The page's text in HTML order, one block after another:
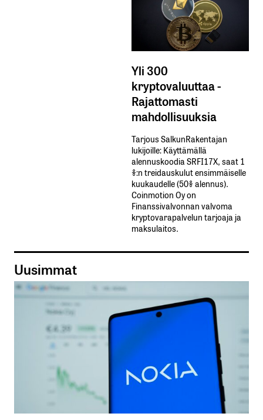
Yli 300
kryptovaluuttaa -
Rajattomasti
mahdollisuuksia
Tarjous SalkunRakentajan
lukijoille: Käyttämällä​ ​
alennuskoodia​ ​SRFI17X,​ ​saat​ ​1
%:n treidauskulut​ ​ensimmäiselle​ ​
kuukaudelle​ ​(50%​ ​alennus).
Coinmotion Oy on
Finanssivalvonnan valvoma
kryptovarapalvelun tarjoaja ja
maksulaitos.
Uusimmat